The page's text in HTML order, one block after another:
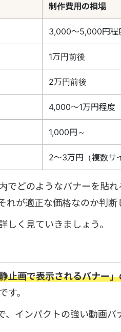
制作費用の相場
3,000～5,000円程
1万円前後
2万円前後
4,000～1万円程度
1,000円～
2～3万円（複数サ
でどのようなバナーを貼
が適正な価格なのか判断
しく見ていきましょう。
止画で表示されるバナー」
す。
、インパクトの強い動画